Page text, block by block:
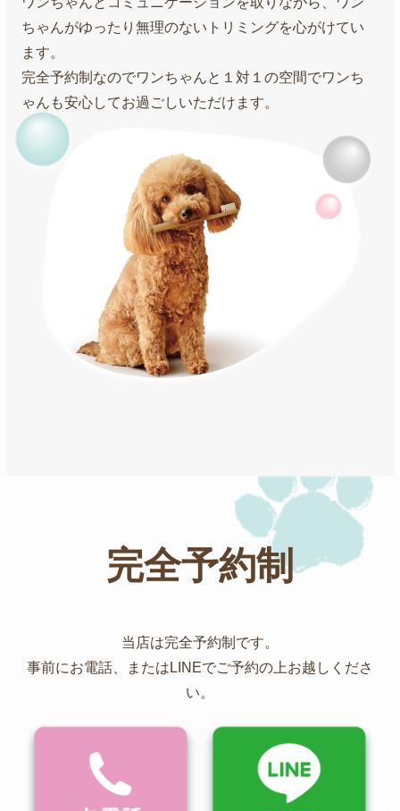
ちゃんがゆったり無理のないトリミングを心がけてい
ます。
完全予約制なのでワンちゃんと１対１の空間でワンち
ゃんも安心してお過ごしいただけます。
完全予約制
当店は完全予約制です。
事前にお電話、またはLINEでご予約の上お越しくださ
い。